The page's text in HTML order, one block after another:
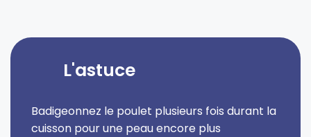
L'astuce
Badigeonnez le poulet plusieurs fois durant la
cuisson pour une peau encore plus